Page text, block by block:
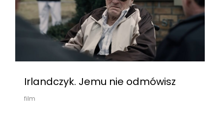
Irlandczyk. Jemu nie odmówisz
film